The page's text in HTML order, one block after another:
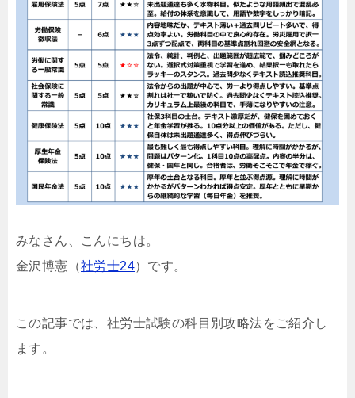
みなさん、こんにちは。
金沢博憲（社労士24）です。
この記事では、社労士試験の科目別攻略法をご紹介し
ます。